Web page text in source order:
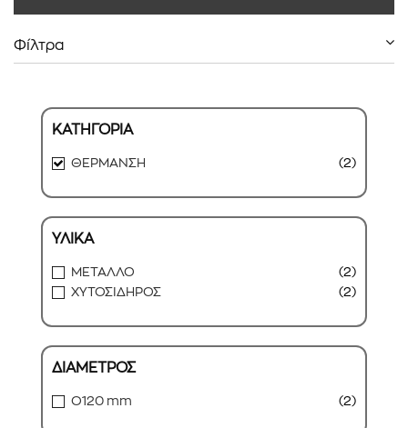
Φίλτρα
ΚΑΤΗΓΟΡΙΑ
ΘΕΡΜΑΝΣΗ (2)
ΥΛΙΚΑ
ΜΕΤΑΛΛΟ
(2)
ΧΥΤΟΣΙΔΗΡΟΣ
(2)
ΔΙΑΜΕΤΡΟΣ
O120 mm (2)